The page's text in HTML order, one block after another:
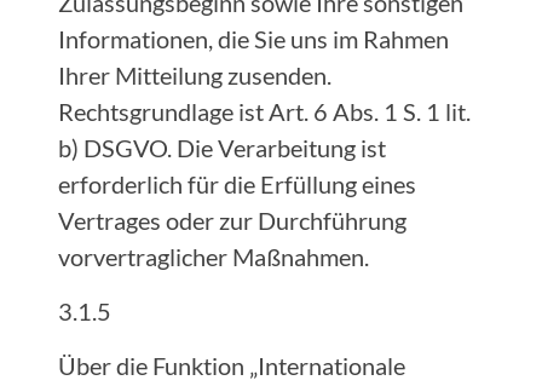
Informationen, die Sie uns im Rahmen
Ihrer Mitteilung zusenden.
Rechtsgrundlage ist Art. 6 Abs. 1 S. 1 lit.
b) DSGVO. Die Verarbeitung ist
erforderlich für die Erfüllung eines
Vertrages oder zur Durchführung
vorvertraglicher Maßnahmen.
3.1.5
Über die Funktion „Internationale